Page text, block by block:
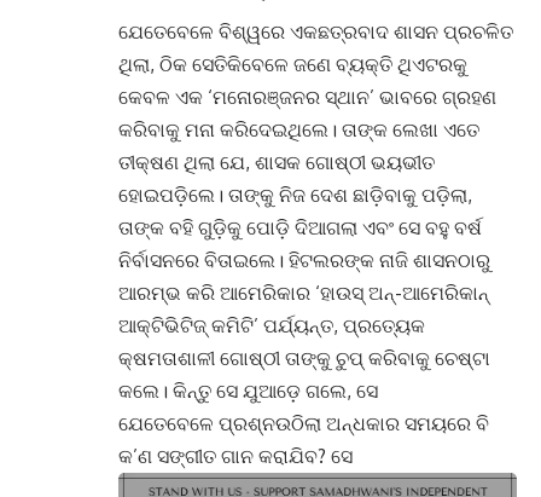
ଯେତେବେଳେ ବିଶ୍ୱରେ ଏକଛତ୍ରବାଦ ଶାସନ ପ୍ରଚଳିତ
ଥିଲା, ଠିକ ସେତିକିବେଳେ ଜଣେ ବ୍ୟକ୍ତି ଥିଏଟରକୁ
କେବଳ ଏକ ‘ମନୋରଞ୍ଜନର ସ୍ଥାନ’ ଭାବରେ ଗ୍ରହଣ
କରିବାକୁ ମନା କରିଦେଇଥିଲେ। ତାଙ୍କ ଲେଖା ଏତେ
ତୀକ୍ଷଣ ଥିଲା ଯେ, ଶାସକ ଗୋଷ୍ଠୀ ଭୟଭୀତ
ହୋଇପଡ଼ିଲେ। ତାଙ୍କୁ ନିଜ ଦେଶ ଛାଡ଼ିବାକୁ ପଡ଼ିଲା,
ତାଙ୍କ ବହି ଗୁଡ଼ିକୁ ପୋଡ଼ି ଦିଆଗଲା ଏବଂ ସେ ବହୁ ବର୍ଷ
ନିର୍ବାସନରେ ବିତାଇଲେ। ହିଟଲରଙ୍କ ନାଜି ଶାସନଠାରୁ
ଆରମ୍ଭ କରି ଆମେରିକାର ‘ହାଉସ୍ ଅନ୍-ଆମେରିକାନ୍
ଆକ୍ଟିଭିଟିଜ୍ କମିଟି’ ପର୍ଯ୍ୟନ୍ତ, ପ୍ରତ୍ୟେକ
କ୍ଷମତାଶାଳୀ ଗୋଷ୍ଠୀ ତାଙ୍କୁ ଚୁପ୍ କରିବାକୁ ଚେଷ୍ଟା
କଲେ। କିନ୍ତୁ ସେ ଯୁଆଡ଼େ ଗଲେ, ସେ
ଯେତେବେଳେ ପ୍ରଶ୍ନଉଠିଲା ଅନ୍ଧକାର ସମୟରେ ବି
କ’ଣ ସଙ୍ଗୀତ ଗାନ କରାଯିବ? ସେ